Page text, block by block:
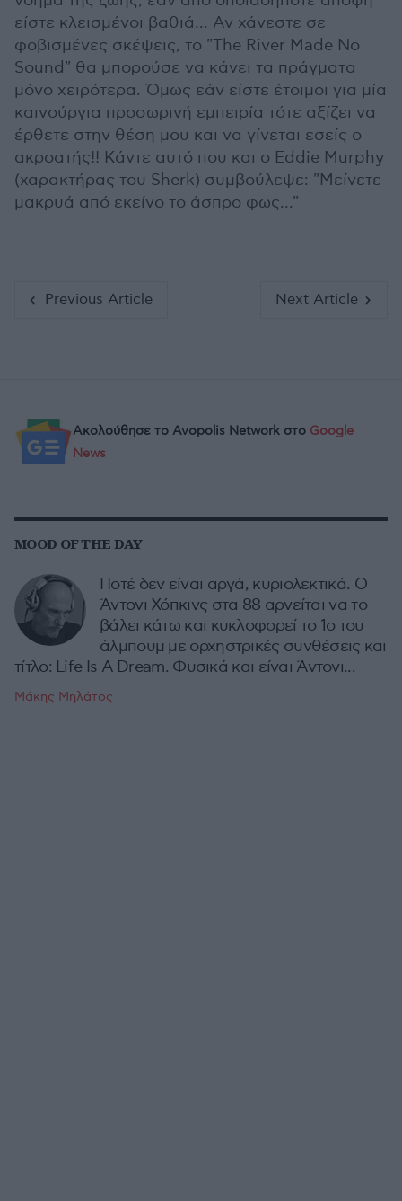
είστε κλεισμένοι βαθιά... Αν χάνεστε σε
φοβισμένες σκέψεις, το "The River Made No
Sound" θα μπορούσε να κάνει τα πράγματα
μόνο χειρότερα. Όμως εάν είστε έτοιμοι για μία
καινούργια προσωρινή εμπειρία τότε αξίζει να
έρθετε στην θέση μου και να γίνεται εσείς ο
ακροατής!! Κάντε αυτό που και ο Eddie Murphy
(χαρακτήρας του Sherk) συμβούλεψε: "Μείνετε
μακρυά από εκείνο το άσπρο φως..."
Ακολούθησε το Avopolis Network στο Google
News
MOOD OF THE DAY
Ποτέ δεν είναι αργά, κυριολεκτικά. Ο
Άντονι Χόπκινς στα 88 αρνείται να το
βάλει κάτω και κυκλοφορεί το 1ο του
άλμπουμ με ορχηστρικές συνθέσεις και
τίτλο: Life Is A Dream. Φυσικά και είναι Άντονι...
Μάκης Μηλάτος
Previous Article Next Article